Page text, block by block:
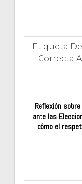
Etiqueta
Correcta
Reflexión
ante las
cómo el